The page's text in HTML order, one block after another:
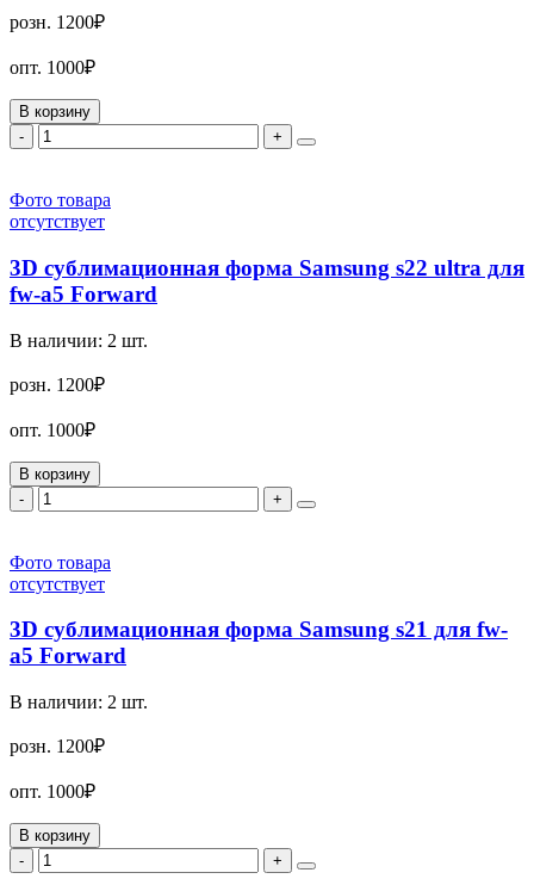
розн. 1200₽
опт. 1000₽
В корзину
-
+
Фото товара
отсутствует
3D сублимационная форма Samsung s22 ultra для
fw-a5 Forward
В наличии: 2 шт.
розн. 1200₽
опт. 1000₽
В корзину
-
+
Фото товара
отсутствует
3D сублимационная форма Samsung s21 для fw-
a5 Forward
В наличии: 2 шт.
розн. 1200₽
опт. 1000₽
В корзину
-
+